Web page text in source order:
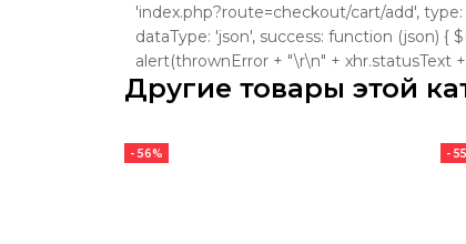
'index.php?route=checkout/cart/add',
dataType: 'json', success: function (json) {
alert(thrownError + "\r\n" + xhr.statusText +
Другие товары этой
- 56% -